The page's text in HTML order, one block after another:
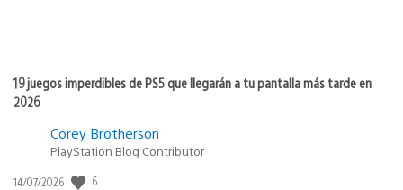
19 juegos imperdibles de PS5 que llegarán a tu pantalla más tarde en
2026
Corey Brotherson
PlayStation Blog Contributor
Fecha
14/07/2026 6